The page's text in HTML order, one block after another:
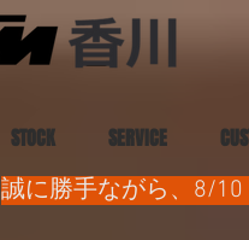
STOCK SERVICE
誠に勝手ながら、8/